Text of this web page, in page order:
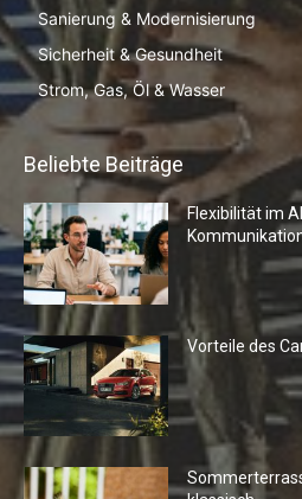
Sanierung & Modernisierung
Sicherheit & Gesundheit
Strom, Gas, Öl & Wasser
Beliebte Beiträge
Flexibilität im
Vorteile des